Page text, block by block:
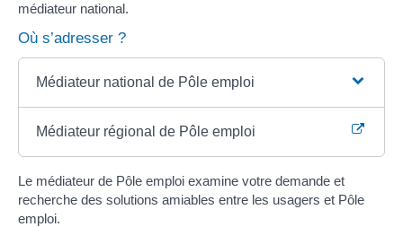
médiateur national.
Où s’adresser ?
Médiateur national de Pôle emploi
Médiateur régional de Pôle emploi
Le médiateur de Pôle emploi examine votre demande et
recherche des solutions amiables entre les usagers et Pôle
emploi.